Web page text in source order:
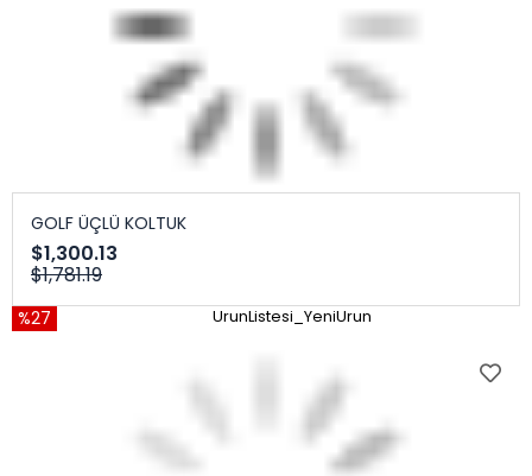
GOLF ÜÇLÜ KOLTUK
$1,300.13
$1,781.19
%27 UrunListesi_YeniUrun